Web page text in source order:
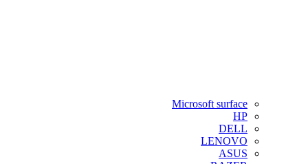
Microsoft surface
HP
DELL
LENOVO
ASUS